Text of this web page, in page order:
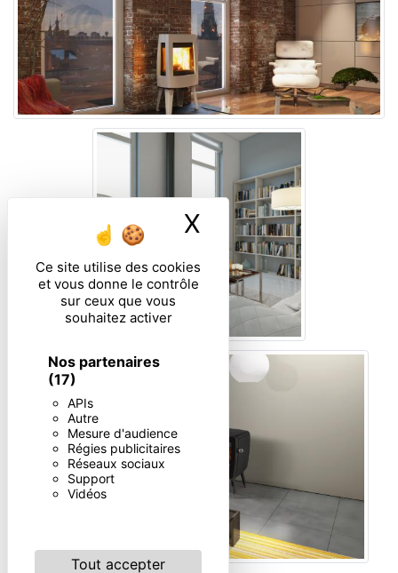
Ce site utilise des cookies
et vous donne le contrôle
sur ceux que vous
souhaitez activer
Nos partenaires
(17)
APIs
Autre
Mesure d'audience
Régies publicitaires
Réseaux sociaux
Support
Vidéos
Tout accepter
X Masquer le